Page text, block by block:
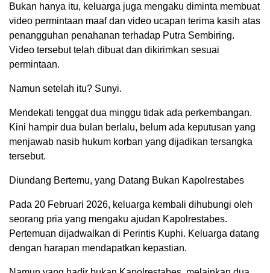
Bukan hanya itu, keluarga juga mengaku diminta membuat
video permintaan maaf dan video ucapan terima kasih atas
penangguhan penahanan terhadap Putra Sembiring.
Video tersebut telah dibuat dan dikirimkan sesuai
permintaan.
Namun setelah itu? Sunyi.
Mendekati tenggat dua minggu tidak ada perkembangan.
Kini hampir dua bulan berlalu, belum ada keputusan yang
menjawab nasib hukum korban yang dijadikan tersangka
tersebut.
Diundang Bertemu, yang Datang Bukan Kapolrestabes
Pada 20 Februari 2026, keluarga kembali dihubungi oleh
seorang pria yang mengaku ajudan Kapolrestabes.
Pertemuan dijadwalkan di Perintis Kuphi. Keluarga datang
dengan harapan mendapatkan kepastian.